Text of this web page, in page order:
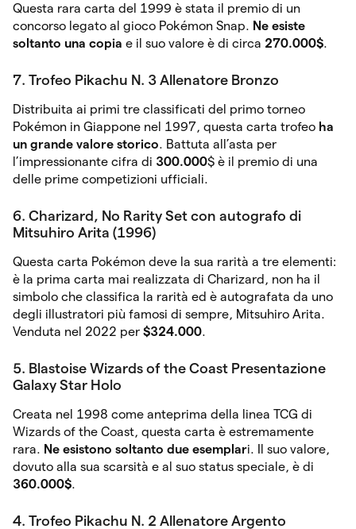
Questa rara carta del 1999 è stata il premio di un
concorso legato al gioco Pokémon Snap. Ne esiste
soltanto una copia e il suo valore è di circa 270.000$.
7. Trofeo Pikachu N. 3 Allenatore Bronzo
Distribuita ai primi tre classificati del primo torneo
Pokémon in Giappone nel 1997, questa carta trofeo ha
un grande valore storico. Battuta all’asta per
l’impressionante cifra di 300.000$ è il premio di una
delle prime competizioni ufficiali.
6. Charizard, No Rarity Set con autografo di
Mitsuhiro Arita (1996)
Questa carta Pokémon deve la sua rarità a tre elementi:
è la prima carta mai realizzata di Charizard, non ha il
simbolo che classifica la rarità ed è autografata da uno
degli illustratori più famosi di sempre, Mitsuhiro Arita.
Venduta nel 2022 per $324.000.
5. Blastoise Wizards of the Coast Presentazione
Galaxy Star Holo
Creata nel 1998 come anteprima della linea TCG di
Wizards of the Coast, questa carta è estremamente
rara. Ne esistono soltanto due esemplari. Il suo valore,
dovuto alla sua scarsità e al suo status speciale, è di
360.000$.
4. Trofeo Pikachu N. 2 Allenatore Argento